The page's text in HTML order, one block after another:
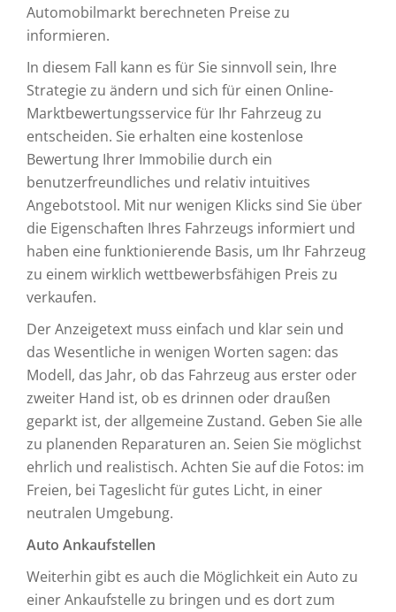
Automobilmarkt berechneten Preise zu
informieren.
In diesem Fall kann es für Sie sinnvoll sein, Ihre
Strategie zu ändern und sich für einen Online-
Marktbewertungsservice für Ihr Fahrzeug zu
entscheiden. Sie erhalten eine kostenlose
Bewertung Ihrer Immobilie durch ein
benutzerfreundliches und relativ intuitives
Angebotstool. Mit nur wenigen Klicks sind Sie über
die Eigenschaften Ihres Fahrzeugs informiert und
haben eine funktionierende Basis, um Ihr Fahrzeug
zu einem wirklich wettbewerbsfähigen Preis zu
verkaufen.
Der Anzeigetext muss einfach und klar sein und
das Wesentliche in wenigen Worten sagen: das
Modell, das Jahr, ob das Fahrzeug aus erster oder
zweiter Hand ist, ob es drinnen oder draußen
geparkt ist, der allgemeine Zustand. Geben Sie alle
zu planenden Reparaturen an. Seien Sie möglichst
ehrlich und realistisch. Achten Sie auf die Fotos: im
Freien, bei Tageslicht für gutes Licht, in einer
neutralen Umgebung.
Auto Ankaufstellen
Weiterhin gibt es auch die Möglichkeit ein Auto zu
einer Ankaufstelle zu bringen und es dort zum